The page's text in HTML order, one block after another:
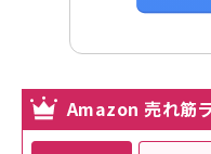
Amazon 売れ筋